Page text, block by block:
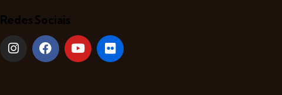
Redes Sociais